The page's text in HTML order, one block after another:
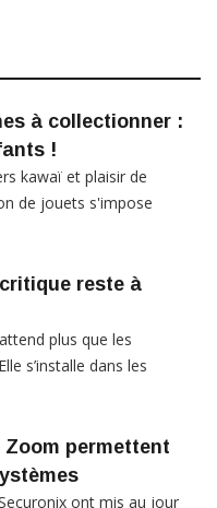
à collectionner :
!
kawaï et plaisir de
de jouets s'impose
critique reste à
plus que les
s’installe dans les
Zoom permettent
ont mis au jour